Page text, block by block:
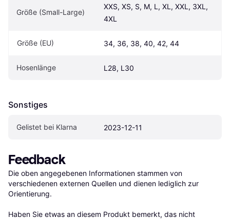
Größe (Small-Large)
XXS, XS, S, M, L, XL, XXL, 3XL,
4XL
Größe (EU) 34, 36, 38, 40, 42, 44
Hosenlänge L28, L30
Sonstiges
Gelistet bei Klarna 2023-12-11
Feedback
Die oben angegebenen Informationen stammen von
verschiedenen externen Quellen und dienen lediglich zur
Orientierung.
Haben Sie etwas an diesem Produkt bemerkt, das nicht